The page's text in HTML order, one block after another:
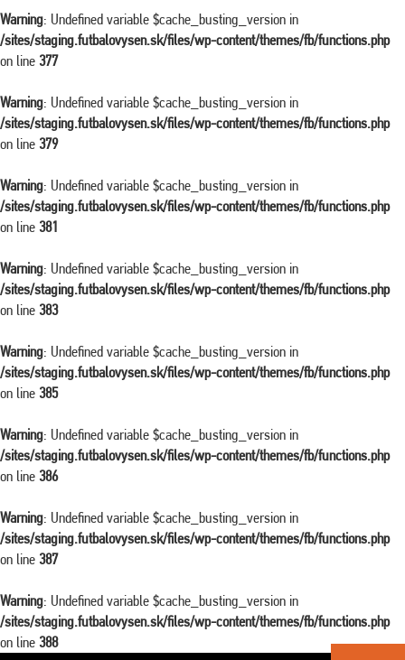
Warning: Undefined variable $cache_busting_version in
/sites/staging.futbalovysen.sk/files/wp-content/themes/fb/functions.php
on line 377
Warning: Undefined variable $cache_busting_version in
/sites/staging.futbalovysen.sk/files/wp-content/themes/fb/functions.php
on line 379
Warning: Undefined variable $cache_busting_version in
/sites/staging.futbalovysen.sk/files/wp-content/themes/fb/functions.php
on line 381
Warning: Undefined variable $cache_busting_version in
/sites/staging.futbalovysen.sk/files/wp-content/themes/fb/functions.php
on line 383
Warning: Undefined variable $cache_busting_version in
/sites/staging.futbalovysen.sk/files/wp-content/themes/fb/functions.php
on line 385
Warning: Undefined variable $cache_busting_version in
/sites/staging.futbalovysen.sk/files/wp-content/themes/fb/functions.php
on line 386
Warning: Undefined variable $cache_busting_version in
/sites/staging.futbalovysen.sk/files/wp-content/themes/fb/functions.php
on line 387
Warning: Undefined variable $cache_busting_version in
/sites/staging.futbalovysen.sk/files/wp-content/themes/fb/functions.php
on line 388